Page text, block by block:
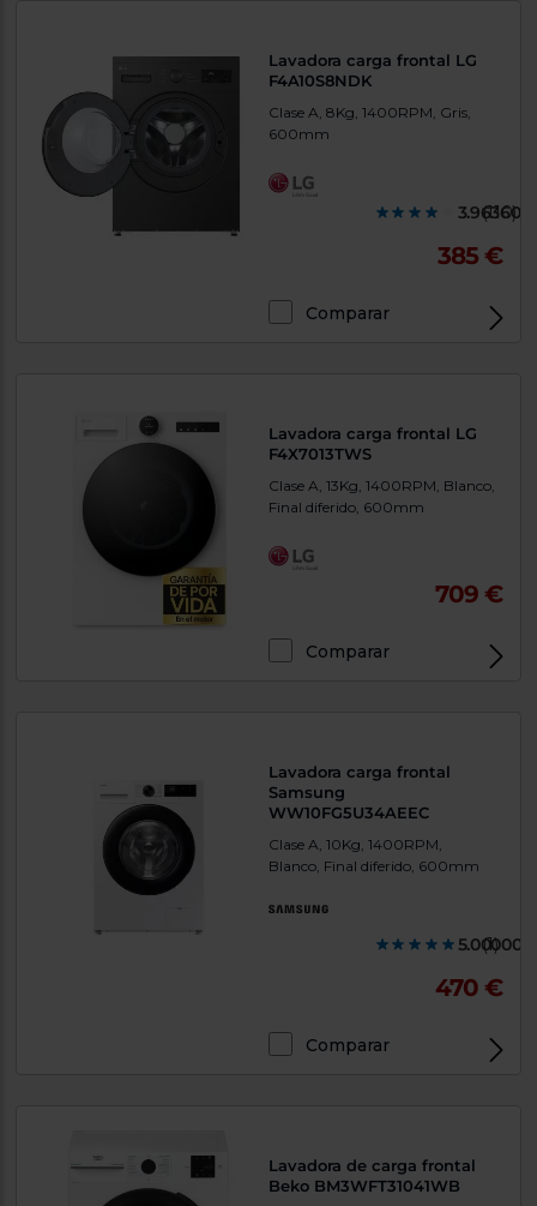
Lavadora carga frontal LG
F4A10S8NDK
Clase A, 8Kg, 1400RPM, Gris,
600mm
(110)
385 €
Comparar
Lavadora carga frontal LG
F4X7013TWS
Clase A, 13Kg, 1400RPM, Blanco,
Final diferido, 600mm
709 €
Comparar
Lavadora carga frontal
Samsung
WW10FG5U34AEEC
Clase A, 10Kg, 1400RPM,
Blanco, Final diferido, 600mm
(1)
470 €
Comparar
Lavadora de carga frontal
Beko BM3WFT31041WB